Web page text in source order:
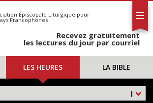
Épiscopale Liturgique pour
Francophones
Recevez gratuitement
les lectures du jour par courriel
LES HEURES LA BIBLE
|